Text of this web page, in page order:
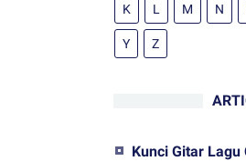
K L M N
Y Z
Kunci Gitar Lagu